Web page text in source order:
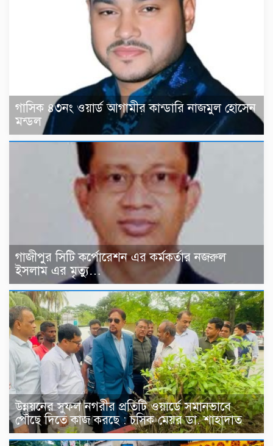
গাসিক ৪৩নং ওয়ার্ড আগামীর কান্ডারি নাজমুল হোসেন
মন্ডল
গাজীপুর সিটি কর্পোরেশন এর কর্মকর্তার নজরুল
ইসলাম এর মৃত্যু…
উন্নয়নের সুফল নগরীর প্রতিটি ওয়ার্ডে সমানভাবে
পৌঁছে দিতে কাজ করছে : চসিক মেয়র ডা. শাহাদাত